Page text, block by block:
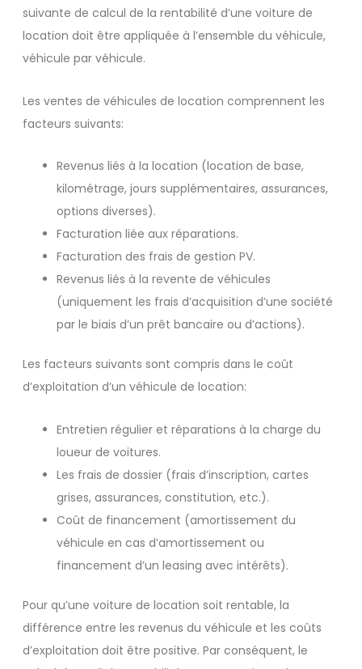
suivante de calcul de la rentabilité d’une voiture de
location doit être appliquée à l’ensemble du véhicule,
véhicule par véhicule.
Les ventes de véhicules de location comprennent les
facteurs suivants:
Revenus liés à la location (location de base,
kilométrage, jours supplémentaires, assurances,
options diverses).
Facturation liée aux réparations.
Facturation des frais de gestion PV.
Revenus liés à la revente de véhicules
(uniquement les frais d’acquisition d’une société
par le biais d’un prêt bancaire ou d’actions).
Les facteurs suivants sont compris dans le coût
d’exploitation d’un véhicule de location:
Entretien régulier et réparations à la charge du
loueur de voitures.
Les frais de dossier (frais d’inscription, cartes
grises, assurances, constitution, etc.).
Coût de financement (amortissement du
véhicule en cas d’amortissement ou
financement d’un leasing avec intérêts).
Pour qu’une voiture de location soit rentable, la
différence entre les revenus du véhicule et les coûts
d’exploitation doit être positive. Par conséquent, le